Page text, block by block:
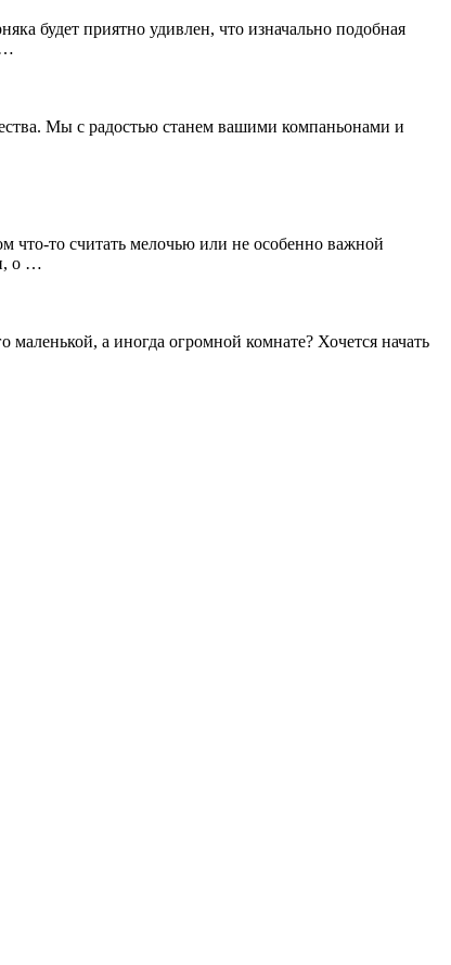
будет приятно удивлен, что изначально подобная
…
Мы с радостью станем вашими компаньонами и
что-то считать мелочью или не особенно важной
о …
а иногда огромной комнате? Хочется начать